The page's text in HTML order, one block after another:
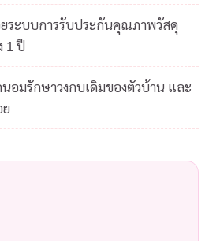
ยระบบการรับประกันคุณภาพวัสดุ
1 ปี
อมรักษาวงกบเดิมของตัวบ้าน และ